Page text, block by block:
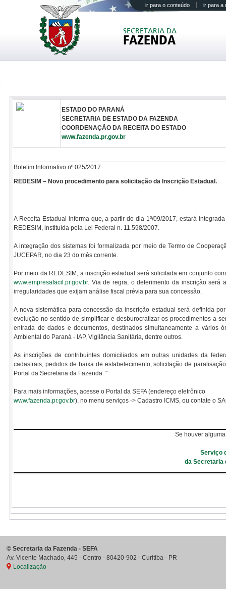
ir para o conteúdo ir para a
SECRETARIA DA
FAZENDA
ESTADO DO PARANÁ
SECRETARIA DE ESTADO DA FAZENDA
COORDENAÇÃO DA RECEITA DO ESTADO
www.fazenda.pr.gov.br
Boletim Informativo nº 025/2017
REDESIM – Novo procedimento para solicitação da Inscrição Estadual.
A Receita Estadual informa que, a partir do dia 1º/09/2017, estará
REDESIM, instituída pela Lei Federal n. 11.598/2007.
A integração dos sistemas foi formalizada por meio de Termo de
JUCEPAR, no dia 23 do mês corrente.
Por meio da REDESIM, a inscrição estadual será solicitada em conjunto
www.empresafacil.pr.gov.br. Via de regra, o deferimento da inscrição será
irregularidades que exijam análise fiscal prévia para sua concessão.
A nova sistemática para concessão da inscrição estadual será definida
evolução no sentido de simplificar e desburocratizar os procedimentos a
entrada de dados e documentos, destinados simultaneamente a vários
Ambiental do Paraná - IAP, Vigilância Sanitária, dentre outros.
As inscrições de contribuintes domiciliados em outras unidades da
cadastrais, pedidos de baixa de estabelecimento, solicitação de
Portal da Secretaria da Fazenda. "
Para mais informações, acesse o Portal da SEFA (endereço eletrônico
www.fazenda.pr.gov.br), no menu serviços -> Cadastro ICMS, ou contate o
Se houver
Serviço
da Secretaria
© Secretaria da Fazenda - SEFA
Av. Vicente Machado, 445 - Centro - 80420-902 - Curitiba - PR
Localização